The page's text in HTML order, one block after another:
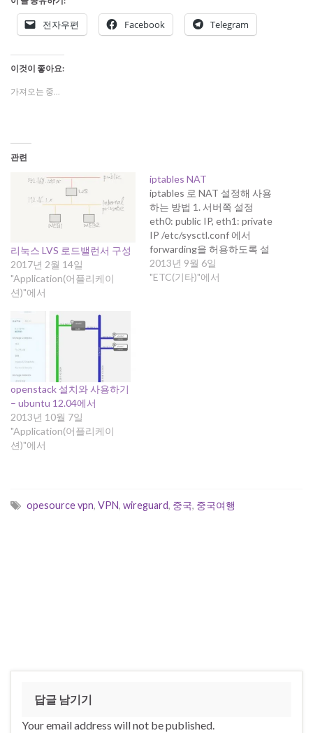
전자우편 Facebook Telegram
이것이 좋아요:
가져오는 중...
관련
리눅스 LVS 로드밸런서 구성
2017년 2월 14일
"Application(어플리케이
션)"에서
iptables NAT
iptables 로 NAT 설정해 사용
하는 방법 1. 서버쪽 설정
eth0: public IP, eth1: private
IP /etc/sysctl.conf 에서
forwarding을 허용하도록 설
정하고 sysctl커맨드로 적용
한다. # vi /etc/sysctl.conf
2013년 9월 6일
"ETC(기타)"에서
openstack 설치와 사용하기
– ubuntu 12.04에서
2013년 10월 7일
"Application(어플리케이
션)"에서
opesource vpn, VPN, wireguard, 중국, 중국여행
답글 남기기
Your email address will not be published.